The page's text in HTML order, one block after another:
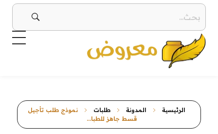
الرئيسية المدونة طلبات
نموذج طلب تأجيل
قسط جاهز للطبا...